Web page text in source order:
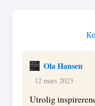
Ola Hansen
12 mars 2023
Utrolig